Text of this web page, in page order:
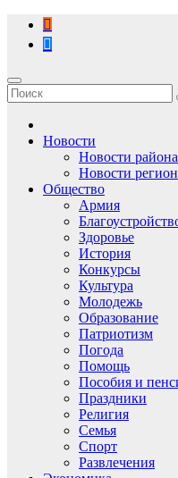
Перейти
содержимому
Новости
Новости района
Новости
Общество
Армия
Здоровье
История
Конкурсы
Культура
Молодежь
Образование
Патриотизм
Погода
Помощь
Пособия и
Праздники
Религия
Семья
Спорт
Развлечения